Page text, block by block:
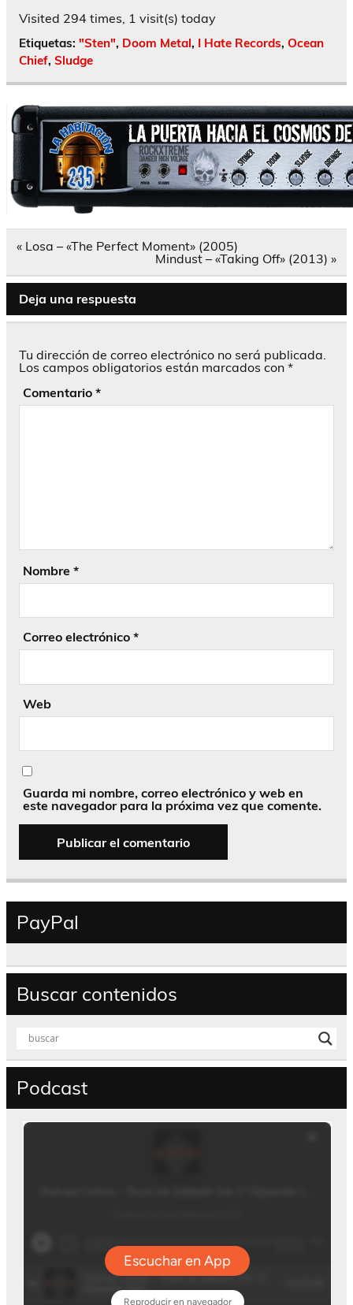
Visited 294 times, 1 visit(s) today
Etiquetas: "Sten", Doom Metal, I Hate Records, Ocean
Chief, Sludge
Navegación
« Losa – «The Perfect Moment» (2005)
Mindust – «Taking Off» (2013) »
Deja una respuesta
Tu dirección de correo electrónico no será publicada.
Los campos obligatorios están marcados con *
Comentario *
Nombre *
Correo electrónico *
Web
Guarda mi nombre, correo electrónico y web en
este navegador para la próxima vez que comente.
PayPal
Buscar contenidos
Podcast